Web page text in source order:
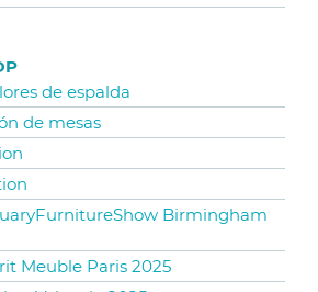
de espalda
de mesas
Birmingham
Meuble Paris 2025